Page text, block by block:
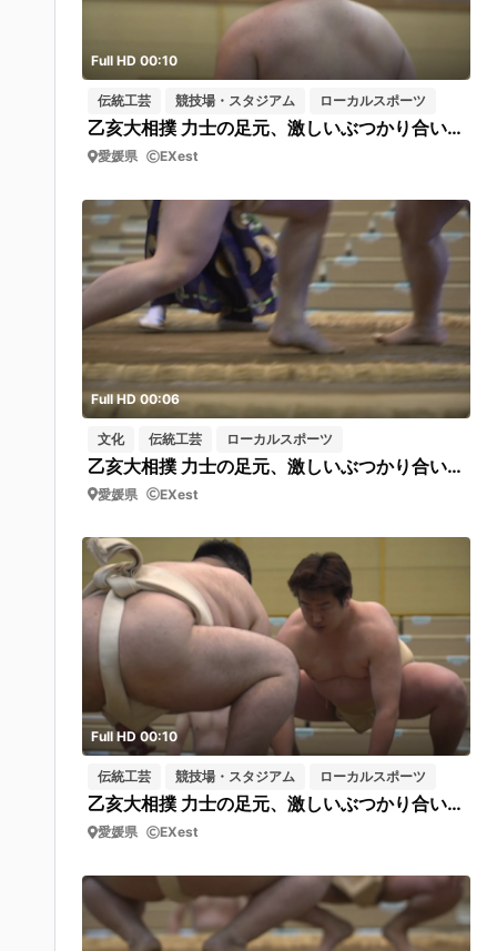
Full HD 00:10
伝統工芸 競技場・スタジアム ローカルスポーツ
乙亥大相撲 力士の足元、激しいぶつかり合い（乙亥の里 乙亥会館） 短04
愛媛県 EXest
Full HD 00:06
文化 伝統工芸 ローカルスポーツ
乙亥大相撲 力士の足元、激しいぶつかり合い（乙亥の里 乙亥会館） 短03
愛媛県 EXest
Full HD 00:10
伝統工芸 競技場・スタジアム ローカルスポーツ
乙亥大相撲 力士の足元、激しいぶつかり合い（乙亥の里 乙亥会館） 短02
愛媛県 EXest